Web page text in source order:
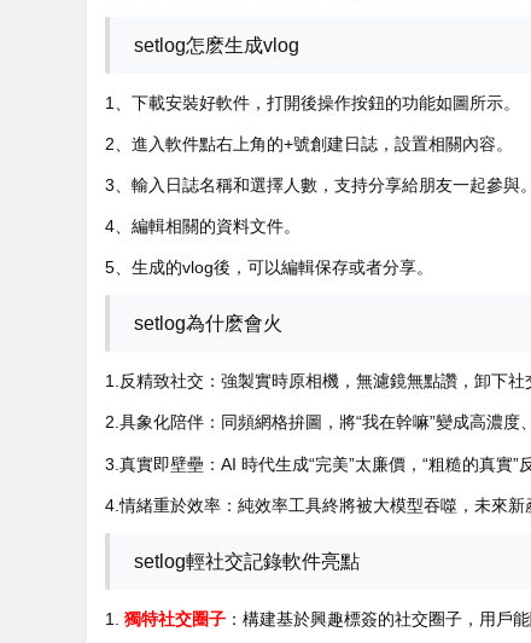
setlog怎麽生成vlog
1、下載安裝好軟件，打開後操作按鈕的功能如圖所示。
2、進入軟件點右上角的+號創建日誌，設置相關內容。
3、輸入日誌名稱和選擇人數，支持分享給朋友一起參與。
4、編輯相關的資料文件。
5、生成的vlog後，可以編輯保存或者分享。
setlog為什麽會火
1.反精致社交：強製實時原相機，無濾鏡無點讚，卸下社
2.具象化陪伴：同頻網格拚圖，將“我在幹嘛”變成高濃度
3.真實即壁壘：AI 時代生成“完美”太廉價，“粗糙的真實”
4.情緒重於效率：純效率工具終將被大模型吞噬，未來新
setlog輕社交記錄軟件亮點
1. 獨特社交圈子 ：構建基於興趣標簽的社交圈子，用戶